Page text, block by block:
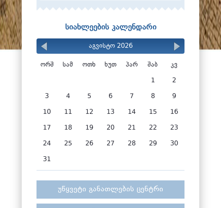
სიახლეების კალენდარი
აგვისტო 2026
ორშ სამ ოთხ ხუთ პარ შაბ კვ
1 2
3 4 5 6 7 8 9
10 11 12 13 14 15 16
17 18 19 20 21 22 23
24 25 26 27 28 29 30
31
უწყვეტი განათლების ცენტრი